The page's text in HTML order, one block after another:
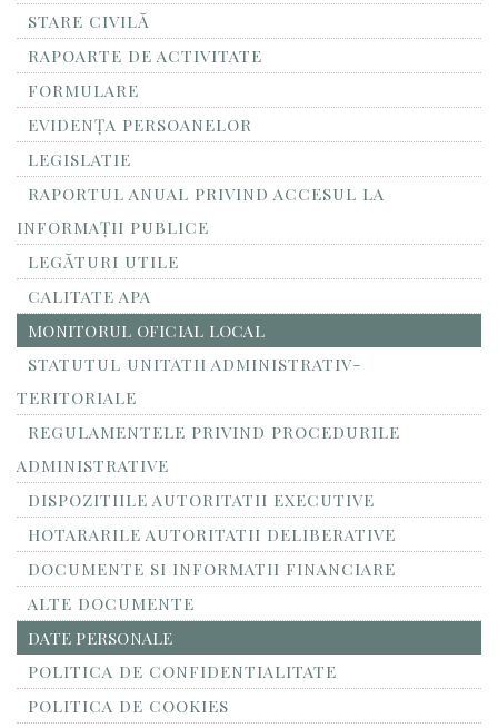
STARE CIVILĂ
RAPOARTE DE ACTIVITATE
FORMULARE
EVIDENȚA PERSOANELOR
LEGISLATIE
RAPORTUL ANUAL PRIVIND ACCESUL LA
INFORMAŢII PUBLICE
LEGĂTURI UTILE
CALITATE APA
MONITORUL OFICIAL LOCAL
STATUTUL UNITATII ADMINISTRATIV-
TERITORIALE
REGULAMENTELE PRIVIND PROCEDURILE
ADMINISTRATIVE
DISPOZITIILE AUTORITATII EXECUTIVE
HOTARARILE AUTORITATII DELIBERATIVE
DOCUMENTE SI INFORMATII FINANCIARE
ALTE DOCUMENTE
DATE PERSONALE
POLITICA DE CONFIDENTIALITATE
POLITICA DE COOKIES